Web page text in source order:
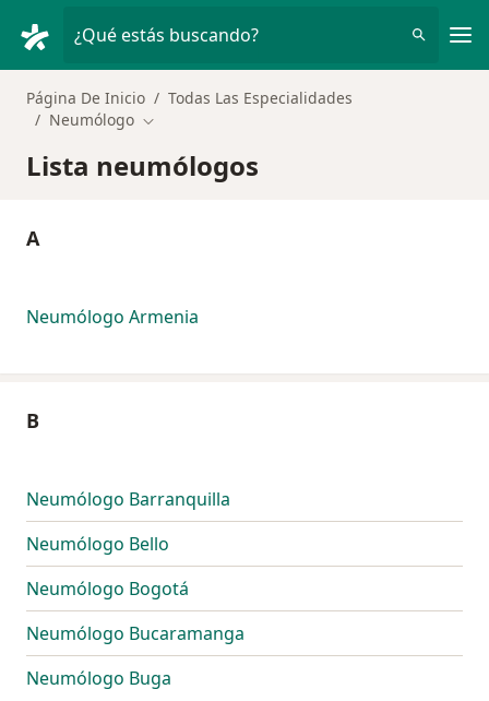
¿Qué estás buscando?
Página De Inicio
Todas Las Especialidades
Neumólogo Cambiar de ciudad
Lista neumólogos
A
Neumólogo Armenia
B
Neumólogo Barranquilla
Neumólogo Bello
Neumólogo Bogotá
Neumólogo Bucaramanga
Neumólogo Buga